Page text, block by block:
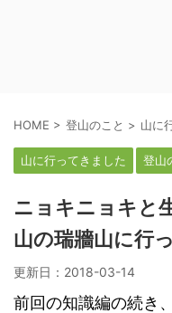
HOME > 登山のこと > 山に
山に行ってきました 登山
ニョキニョキと
山の瑞牆山に行
更新日： 2018-03-14
前回の知識編の続き